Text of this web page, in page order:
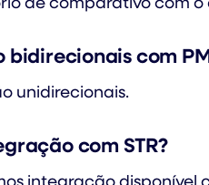
bidirecionais com
unidirecionais.
com STR?
integração disponível